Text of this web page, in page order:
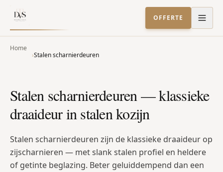
OFFERTE
Home
›Stalen scharnierdeuren
Stalen scharnierdeuren — klassieke
draaideur in stalen kozijn
Stalen scharnierdeuren zijn de klassieke draaideur op
zijscharnieren — met slank stalen profiel en heldere
of getinte beglazing. Beter geluiddempend dan een